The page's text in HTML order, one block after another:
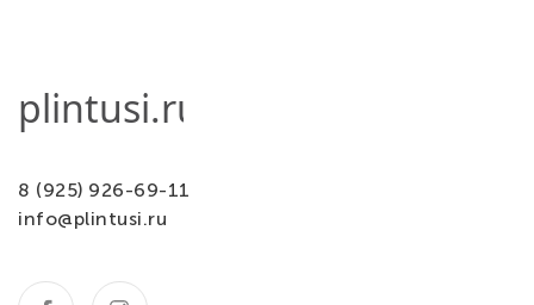
8 (925) 926-69-11
info@plintusi.ru